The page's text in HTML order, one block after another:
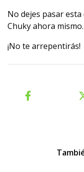
No dejes pasar
Chuky ahora mismo.
¡No te arrepentirás!